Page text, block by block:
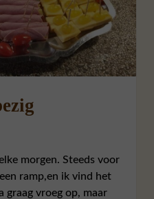
morgen. Steeds voor
ramp,en ik vind het
graag vroeg op, maar